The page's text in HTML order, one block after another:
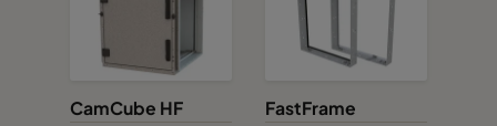
CamCube HF FastFrame